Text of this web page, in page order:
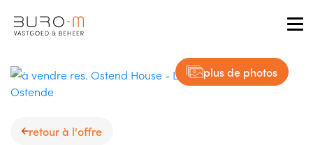
plus de photos
retour à l'offre